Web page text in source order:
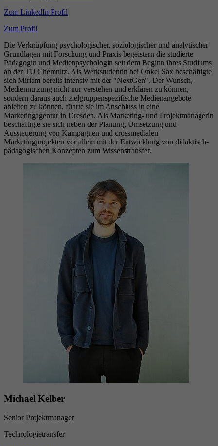
Zum LinkedIn Profil
Zum Profil
Die Verknüpfung psychologischer, soziologischer und analytischer
Grundlagen mit Forschung und Praxis begeistern die studierte
Pädagogin und Medienpsychologin seit dem Beginn ihres Studiums
an der TU Chemnitz. Als Werkstudentin bei Onkel Sax beschäftigte
sich Miriam bereits intensiv mit der "NextGen". Der Wunsch,
Mediennutzung nicht nur verstehen und erklären zu können,
sondern daraus auch zielgruppenspezifische Medienangebote
ableiten zu können, führte sie im Anschluss in eine
Marketingagentur in Dresden. Als Marketing- und Projektmanagerin
beschäftigte sie sich neben der Planung, Umsetzung und
Aussteuerung von Kampagnen und crossmedialen
Marketingprojekten vor allem mit der Entwicklung von didaktisch-
pädagogischen Konzepten zum Wissenstransfer.
Michael Kelber
Senior Projektmanager
Technologietransfer